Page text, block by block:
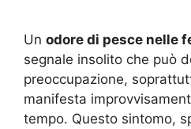
Un odore di pesce nelle
segnale insolito che può
preoccupazione,
manifesta
tempo. Questo sintomo,